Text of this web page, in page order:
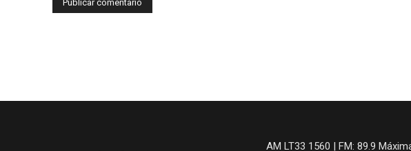
AM LT33 1560 | FM: 89.9